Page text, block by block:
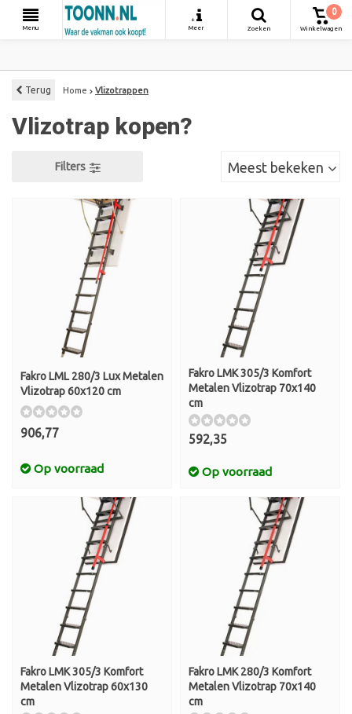
Menu
+
Meer
Zoeken
0
Winkelwagen
Terug Home Vlizotrappen
Vlizotrap kopen?
Filters Meest bekeken
Fakro LML 280/3 Lux Metalen
Vlizotrap 60x120 cm
906,77
Op voorraad
Fakro LMK 305/3 Komfort
Metalen Vlizotrap 70x140
cm
592,35
Op voorraad
Fakro LMK 305/3 Komfort
Metalen Vlizotrap 60x130
cm
Fakro LMK 280/3 Komfort
Metalen Vlizotrap 70x140
cm